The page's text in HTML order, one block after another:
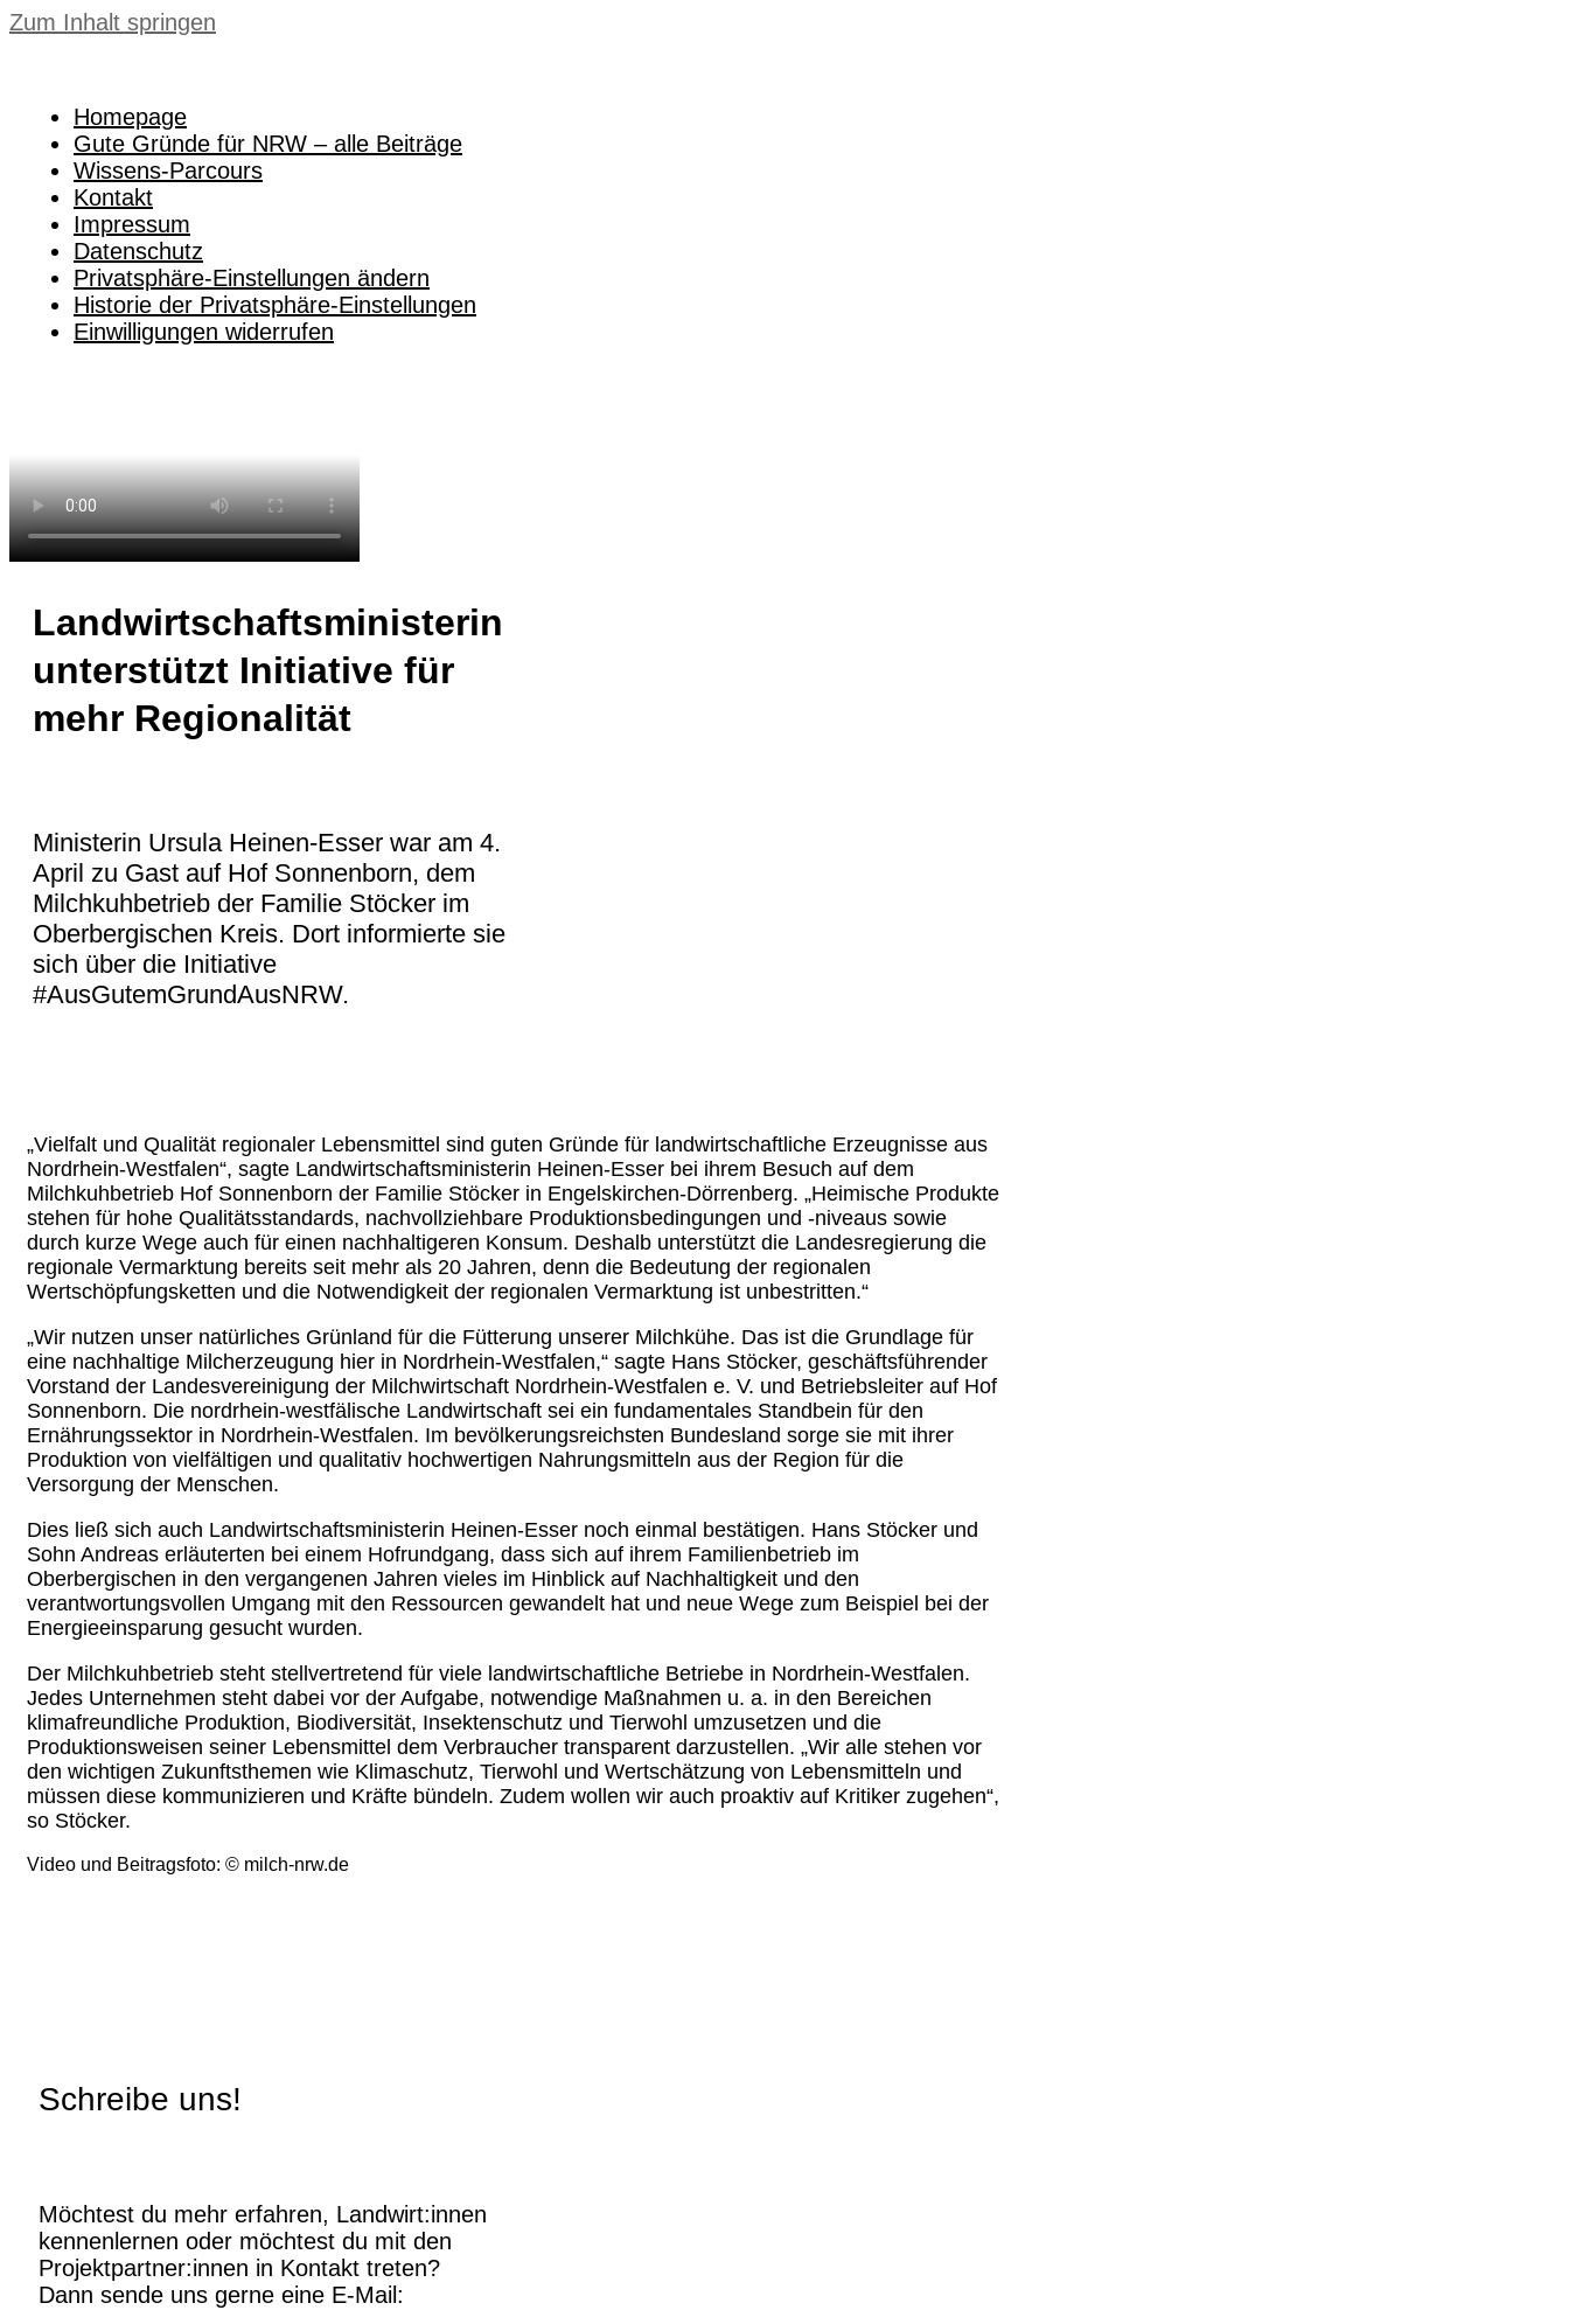
Zum Inhalt springen
Homepage
Gute Gründe für NRW – alle Beiträge
Wissens-Parcours
Kontakt
Impressum
Datenschutz
Privatsphäre-Einstellungen ändern
Historie der Privatsphäre-Einstellungen
Einwilligungen widerrufen
Landwirtschaftsministerin
unterstützt Initiative für
mehr Regionalität
Ministerin Ursula Heinen-Esser war am 4.
April zu Gast auf Hof Sonnenborn, dem
Milchkuhbetrieb der Familie Stöcker im
Oberbergischen Kreis. Dort informierte sie
sich über die Initiative
#AusGutemGrundAusNRW.
„Vielfalt und Qualität regionaler Lebensmittel sind guten Gründe für landwirtschaftliche Erzeugnisse aus
Nordrhein-Westfalen“, sagte Landwirtschaftsministerin Heinen-Esser bei ihrem Besuch auf dem
Milchkuhbetrieb Hof Sonnenborn der Familie Stöcker in Engelskirchen-Dörrenberg. „Heimische Produkte
stehen für hohe Qualitätsstandards, nachvollziehbare Produktionsbedingungen und -niveaus sowie
durch kurze Wege auch für einen nachhaltigeren Konsum. Deshalb unterstützt die Landesregierung die
regionale Vermarktung bereits seit mehr als 20 Jahren, denn die Bedeutung der regionalen
Wertschöpfungsketten und die Notwendigkeit der regionalen Vermarktung ist unbestritten.“
„Wir nutzen unser natürliches Grünland für die Fütterung unserer Milchkühe. Das ist die Grundlage für
eine nachhaltige Milcherzeugung hier in Nordrhein-Westfalen,“ sagte Hans Stöcker, geschäftsführender
Vorstand der Landesvereinigung der Milchwirtschaft Nordrhein-Westfalen e. V. und Betriebsleiter auf Hof
Sonnenborn. Die nordrhein-westfälische Landwirtschaft sei ein fundamentales Standbein für den
Ernährungssektor in Nordrhein-Westfalen. Im bevölkerungsreichsten Bundesland sorge sie mit ihrer
Produktion von vielfältigen und qualitativ hochwertigen Nahrungsmitteln aus der Region für die
Versorgung der Menschen.
Dies ließ sich auch Landwirtschaftsministerin Heinen-Esser noch einmal bestätigen. Hans Stöcker und
Sohn Andreas erläuterten bei einem Hofrundgang, dass sich auf ihrem Familienbetrieb im
Oberbergischen in den vergangenen Jahren vieles im Hinblick auf Nachhaltigkeit und den
verantwortungsvollen Umgang mit den Ressourcen gewandelt hat und neue Wege zum Beispiel bei der
Energieeinsparung gesucht wurden.
Der Milchkuhbetrieb steht stellvertretend für viele landwirtschaftliche Betriebe in Nordrhein-Westfalen.
Jedes Unternehmen steht dabei vor der Aufgabe, notwendige Maßnahmen u. a. in den Bereichen
klimafreundliche Produktion, Biodiversität, Insektenschutz und Tierwohl umzusetzen und die
Produktionsweisen seiner Lebensmittel dem Verbraucher transparent darzustellen. „Wir alle stehen vor
den wichtigen Zukunftsthemen wie Klimaschutz, Tierwohl und Wertschätzung von Lebensmitteln und
müssen diese kommunizieren und Kräfte bündeln. Zudem wollen wir auch proaktiv auf Kritiker zugehen“,
so Stöcker.
Video und Beitragsfoto: © milch-nrw.de
Schreibe uns!
Möchtest du mehr erfahren, Landwirt:innen
kennenlernen oder möchtest du mit den
Projektpartner:innen in Kontakt treten?
Dann sende uns gerne eine E-Mail: